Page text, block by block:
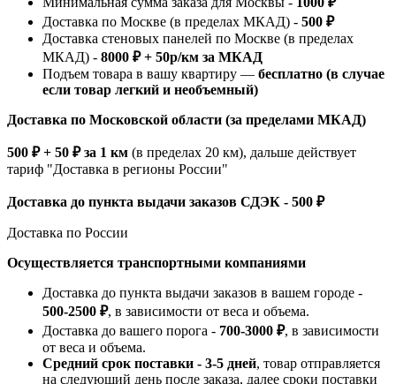
Доставка по Москве (в пределах МКАД) - 500 ₽
Доставка стеновых панелей по Москве (в пределах
МКАД) - 8000 ₽ + 50р/км за МКАД
Подъем товара в вашу квартиру — бесплатно (в случае
если товар легкий и необъемный)
Доставка по Московской области (за пределами МКАД)
500 ₽ + 50 ₽ за 1 км (в пределах 20 км), дальше действует
тариф "Доставка в регионы России"
Доставка до пункта выдачи заказов СДЭК - 500 ₽
Доставка по России
Осуществляется транспортными компаниями
Доставка до пункта выдачи заказов в вашем городе -
500-2500 ₽, в зависимости от веса и объема.
Доставка до вашего порога - 700-3000 ₽, в зависимости
от веса и объема.
Средний срок поставки - 3-5 дней, товар отправляется
на следующий день после заказа, далее сроки поставки